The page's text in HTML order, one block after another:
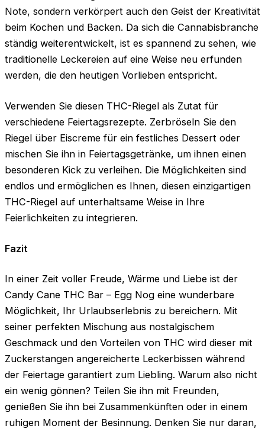
Note, sondern verkörpert auch den Geist der Kreativität
beim Kochen und Backen. Da sich die Cannabisbranche
ständig weiterentwickelt, ist es spannend zu sehen, wie
traditionelle Leckereien auf eine Weise neu erfunden
werden, die den heutigen Vorlieben entspricht.
Verwenden Sie diesen THC-Riegel als Zutat für
verschiedene Feiertagsrezepte. Zerbröseln Sie den
Riegel über Eiscreme für ein festliches Dessert oder
mischen Sie ihn in Feiertagsgetränke, um ihnen einen
besonderen Kick zu verleihen. Die Möglichkeiten sind
endlos und ermöglichen es Ihnen, diesen einzigartigen
THC-Riegel auf unterhaltsame Weise in Ihre
Feierlichkeiten zu integrieren.
Fazit
In einer Zeit voller Freude, Wärme und Liebe ist der
Candy Cane THC Bar – Egg Nog eine wunderbare
Möglichkeit, Ihr Urlaubserlebnis zu bereichern. Mit
seiner perfekten Mischung aus nostalgischem
Geschmack und den Vorteilen von THC wird dieser mit
Zuckerstangen angereicherte Leckerbissen während
der Feiertage garantiert zum Liebling. Warum also nicht
ein wenig gönnen? Teilen Sie ihn mit Freunden,
genießen Sie ihn bei Zusammenkünften oder in einem
ruhigen Moment der Besinnung. Denken Sie nur daran,